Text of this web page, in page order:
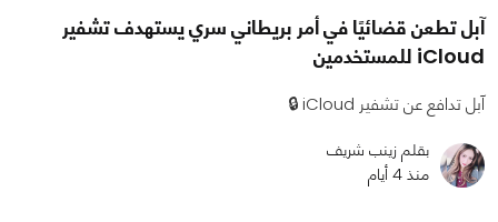
آبل تطعن قضائيًا في أمر بريطاني سري يستهدف تشفير
iCloud للمستخدمين
آبل تدافع عن تشفير iCloud 🔒
بقلم زينب شريف
منذ 4 أيام